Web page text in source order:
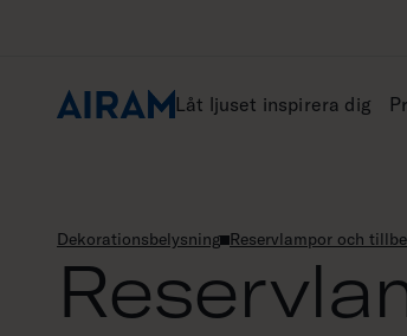
Låt ljuset inspirera dig
Dekorationsbelysning Reservlampor och